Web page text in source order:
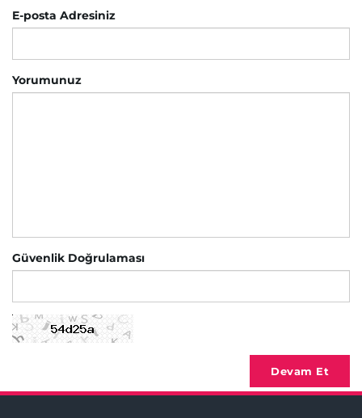
E-posta Adresiniz
Yorumunuz
Güvenlik Doğrulaması
Devam Et